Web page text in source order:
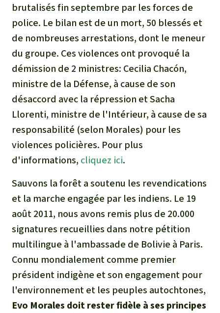
L'accaparement des terres
Le braconnage
Les barrages
Le ciment et le béton
Les routes
brutalisés fin septembre par les forces de
police. Le bilan est de un mort, 50 blessés et
de nombreuses arrestations, dont le meneur
du groupe. Ces violences ont provoqué la
démission de 2 ministres: Cecilia Chacón,
ministre de la Défense, à cause de son
désaccord avec la répression et Sacha
Llorenti, ministre de l'Intérieur, à cause de sa
responsabilité (selon Morales) pour les
violences policières. Pour plus
d'informations, cliquez ici.
Sauvons la forêt a soutenu les revendications
et la marche engagée par les indiens. Le 19
août 2011, nous avons remis plus de 20.000
signatures recueillies dans notre pétition
multilingue à l'ambassade de Bolivie à Paris.
Connu mondialement comme premier
président indigène et son engagement pour
l'environnement et les peuples autochtones,
Evo Morales doit rester fidèle à ses principes